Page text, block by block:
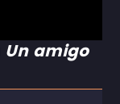
Un amigo